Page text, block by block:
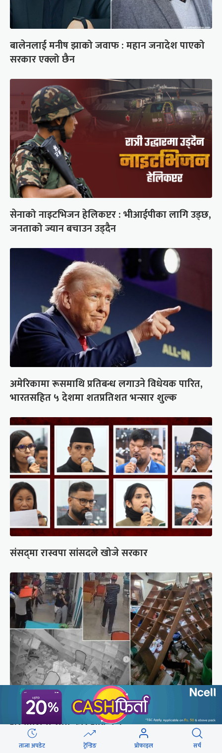
बालेनलाई मनीष झाको जवाफ : महान जनादेश पाएको
सरकार एक्लो छैन
सेनाको नाइटभिजन हेलिकप्टर : भीआईपीका लागि उड्छ,
जनताको ज्यान बचाउन उड्दैन
अमेरिकामा रूसमाथि प्रतिबन्ध लगाउने विधेयक पारित,
भारतसहित ५ देशमा शतप्रतिशत भन्सार शुल्क
संसद्‍मा रास्वपा सांसदले खोजे सरकार
दिउँसो डाक्टर, नर्स कुटिएको कालीकोटको पलाँता
अस्पतालमा राति फेरि आक्रमण
ताजा अपडेट ट्रेन्डिङ प्रोफाइल सर्च